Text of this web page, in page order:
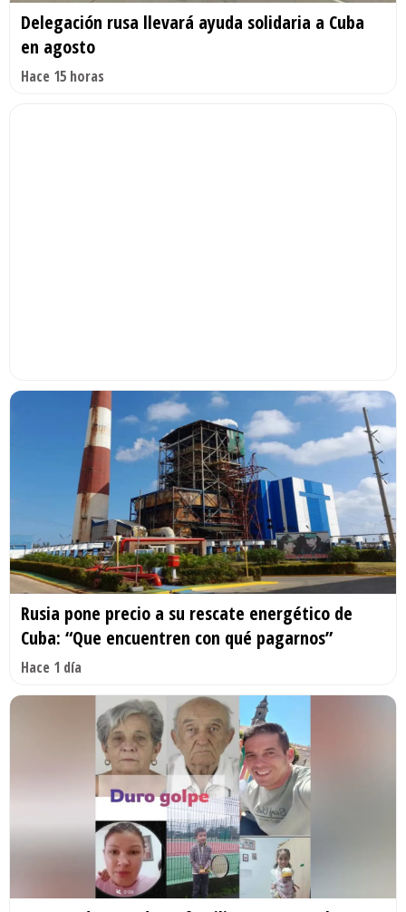
Delegación rusa llevará ayuda solidaria a Cuba
en agosto
Hace 15 horas
Rusia pone precio a su rescate energético de
Cuba: “Que encuentren con qué pagarnos”
Hace 1 día